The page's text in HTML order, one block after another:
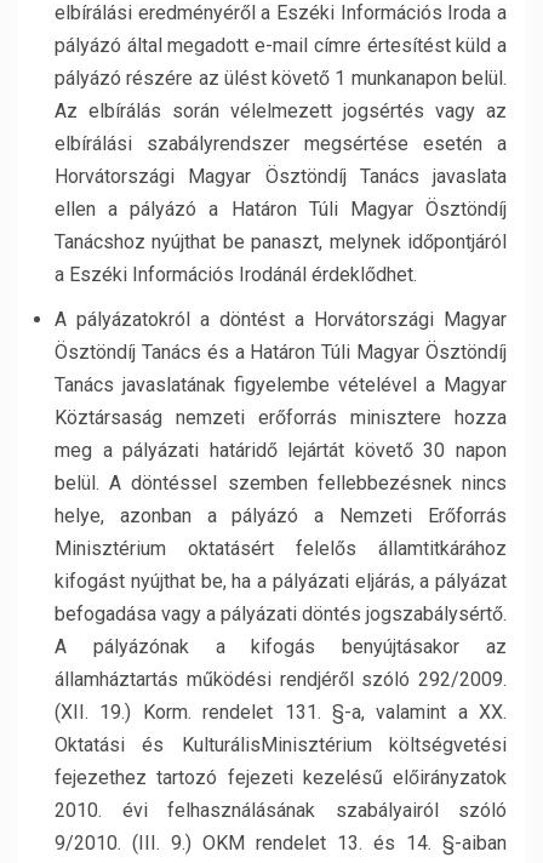
elbírálási eredményéről a Eszéki Információs Iroda a
pályázó által megadott e-mail címre értesítést küld a
pályázó részére az ülést követő 1 munkanapon belül.
Az elbírálás során vélelmezett jogsértés vagy az
elbírálási szabályrendszer megsértése esetén a
Horvátországi Magyar Ösztöndíj Tanács javaslata
ellen a pályázó a Határon Túli Magyar Ösztöndíj
Tanácshoz nyújthat be panaszt, melynek időpontjáról
a Eszéki Információs Irodánál érdeklődhet.
A pályázatokról a döntést a Horvátországi Magyar
Ösztöndíj Tanács és a Határon Túli Magyar Ösztöndíj
Tanács javaslatának figyelembe vételével a Magyar
Köztársaság nemzeti erőforrás minisztere hozza
meg a pályázati határidő lejártát követő 30 napon
belül. A döntéssel szemben fellebbezésnek nincs
helye, azonban a pályázó a Nemzeti Erőforrás
Minisztérium oktatásért felelős államtitkárához
kifogást nyújthat be, ha a pályázati eljárás, a pályázat
befogadása vagy a pályázati döntés jogszabálysértő.
A pályázónak a kifogás benyújtásakor az
államháztartás működési rendjéről szóló 292/2009.
(XII. 19.) Korm. rendelet 131. §-a, valamint a XX.
Oktatási és KulturálisMinisztérium költségvetési
fejezethez tartozó fejezeti kezelésű előirányzatok
2010. évi felhasználásának szabályairól szóló
9/2010. (III. 9.) OKM rendelet 13. és 14. §-aiban